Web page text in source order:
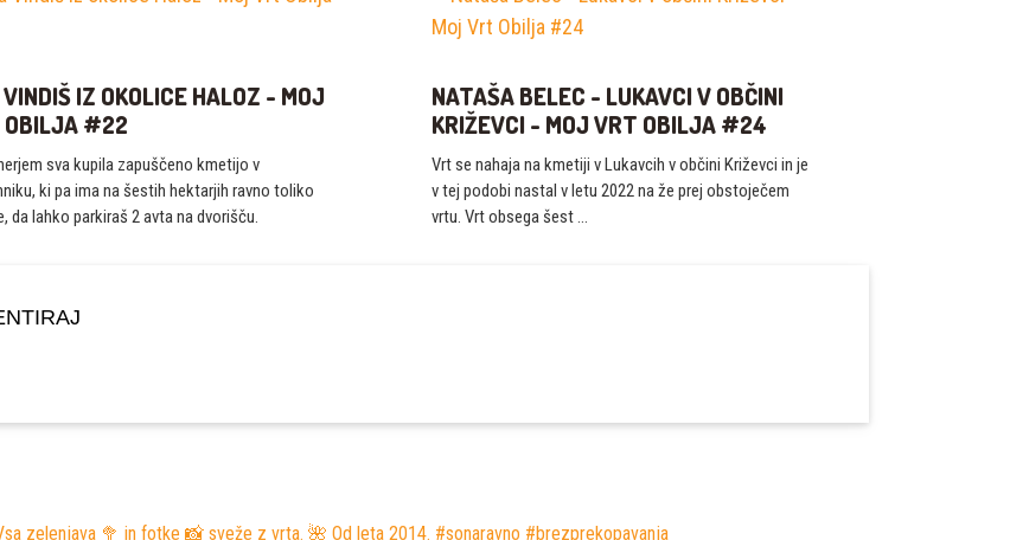
IZ OKOLICE HALOZ - MOJ
OBILJA #22
sva kupila zapuščeno kmetijo v
ki pa ima na šestih hektarjih ravno toliko
da lahko parkiraš 2 avta na dvorišču.
NATAŠA BELEC - LUKAVCI V OBČINI
KRIŽEVCI - MOJ VRT OBILJA #24
Vrt se nahaja na kmetiji v Lukavcih v občini Križevci in je
v tej podobi nastal v letu 2022 na že prej obstoječem
vrtu. Vrt obsega šest …
zelenjava 🥦 in fotke 📸 sveže z vrta. 🌺 Od leta 2014. #sonaravno #brezprekopavanja